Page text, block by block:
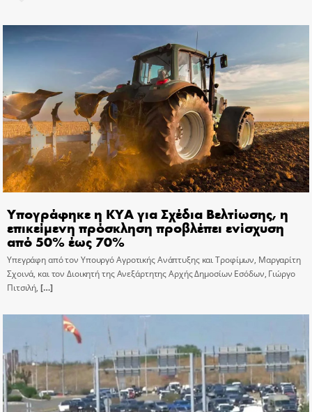
Υπογράφηκε η ΚΥΑ για Σχέδια Βελτίωσης, η
επικείμενη πρόσκληση προβλέπει ενίσχυση
από 50% έως 70%
Υπεγράφη από τον Υπουργό Αγροτικής Ανάπτυξης και Τροφίμων, Μαργαρίτη
Σχοινά, και τον Διοικητή της Ανεξάρτητης Αρχής Δημοσίων Εσόδων, Γιώργο
Πιτσιλή, […]